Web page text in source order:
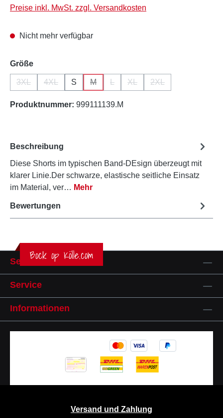
Preise inkl. MwSt. zzgl. Versandkosten
Nicht mehr verfügbar
Größeauswählen
3XL
(Diese Option ist zurzeit nicht verfügbar.)
4XL
(Diese Option ist zurzeit nicht verfügbar.)
S M
(Diese Option ist zurzeit nicht verfügbar.)
L XL 2XL
Produktnummer: 999111139.M
Beschreibung
Diese Shorts im typischen Band-DEsign überzeugt mit
klarer Linie.Der schwarze, elastische seitliche Einsatz
im Material, ver… Mehr
Bewertungen
Bock op Kölle.com
Service-Hotline
Service
Informationen
Versand und Zahlung